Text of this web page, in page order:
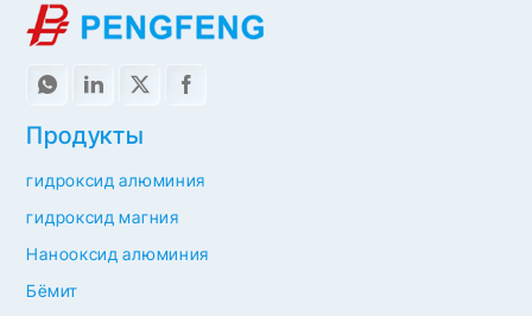
Продукты
гидроксид алюминия
гидроксид магния
Нанооксид алюминия
Бёмит